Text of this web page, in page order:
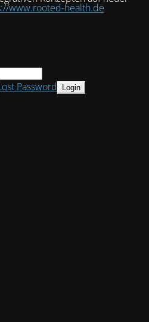
www.rooted-health.de
Password